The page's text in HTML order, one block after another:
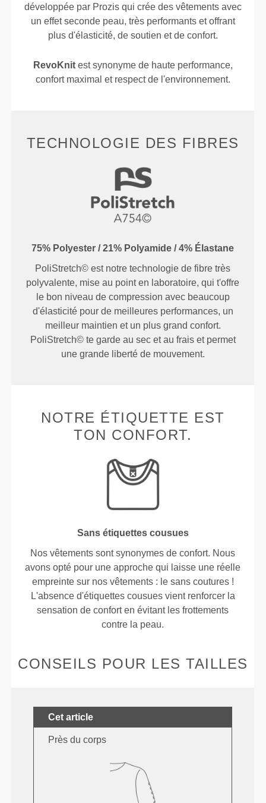
développée par Prozis qui crée des vêtements avec
un effet seconde peau, très performants et offrant
plus d'élasticité, de soutien et de confort.
RevoKnitest synonyme de haute performance,
confort maximal et respect de l'environnement.
TECHNOLOGIE DES FIBRES
75% Polyester / 21% Polyamide / 4% Élastane
PoliStretch© est notre technologie de fibre très
polyvalente, mise au point en laboratoire, qui t'offre
le bon niveau de compression avec beaucoup
d'élasticité pour de meilleures performances, un
meilleur maintien et un plus grand confort.
PoliStretch© te garde au sec et au frais et permet
une grande liberté de mouvement.
NOTRE ÉTIQUETTE EST
TON CONFORT.
Sans étiquettes cousues
Nos vêtements sont synonymes de confort. Nous
avons opté pour une approche qui laisse une réelle
empreinte sur nos vêtements : le sans coutures !
L'absence d'étiquettes cousues vient renforcer la
sensation de confort en évitant les frottements
contre la peau.
CONSEILS POUR LES TAILLES
Cet article
Près du corps